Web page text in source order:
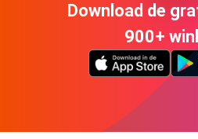
Download de
900+